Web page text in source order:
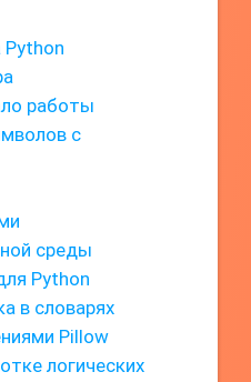
Python
работы
с
среды
Python
в словарях
Pillow
логических